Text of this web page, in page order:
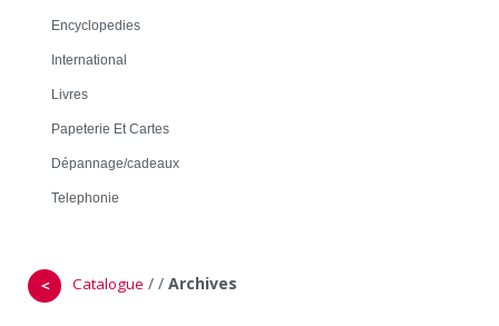
Encyclopedies
International
Livres
Papeterie Et Cartes
Dépannage/cadeaux
Telephonie
＜ Catalogue / / Archives